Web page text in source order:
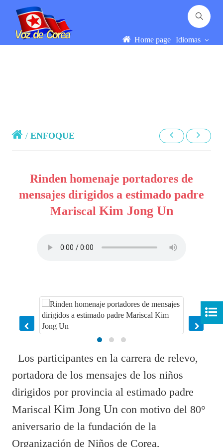
Home page Idiomas
/ENFOQUE
Rinden homenaje portadores de
mensajes dirigidos a estimado padre
Mariscal Kim Jong Un
Los participantes en la carrera de relevo,
portadora de los mensajes de los niños
dirigidos por provincia al estimado padre
MariscalKim Jong Un con motivo del 80°
aniversario de la fundación de la
Organización de Niños de Corea,